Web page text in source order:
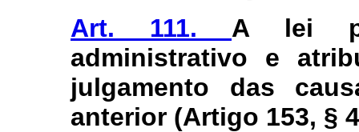
Art. 111. A lei
administrativo e
julgamento das
anterior (Artigo 153, §